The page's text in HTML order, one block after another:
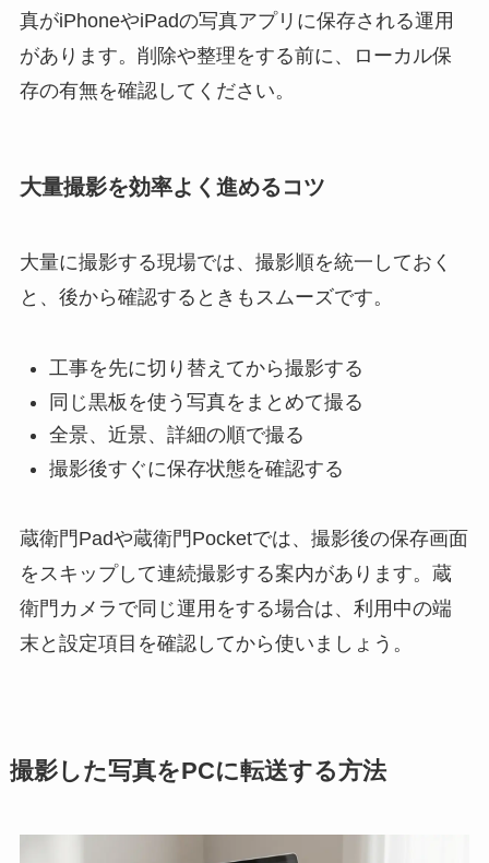
真がiPhoneやiPadの写真アプリに保存される運用
があります。削除や整理をする前に、ローカル保
存の有無を確認してください。
大量撮影を効率よく進めるコツ
大量に撮影する現場では、撮影順を統一しておく
と、後から確認するときもスムーズです。
工事を先に切り替えてから撮影する
同じ黒板を使う写真をまとめて撮る
全景、近景、詳細の順で撮る
撮影後すぐに保存状態を確認する
蔵衛門Padや蔵衛門Pocketでは、撮影後の保存画面
をスキップして連続撮影する案内があります。蔵
衛門カメラで同じ運用をする場合は、利用中の端
末と設定項目を確認してから使いましょう。
撮影した写真をPCに転送する方法